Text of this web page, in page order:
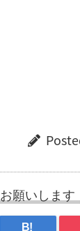
願いします
B!